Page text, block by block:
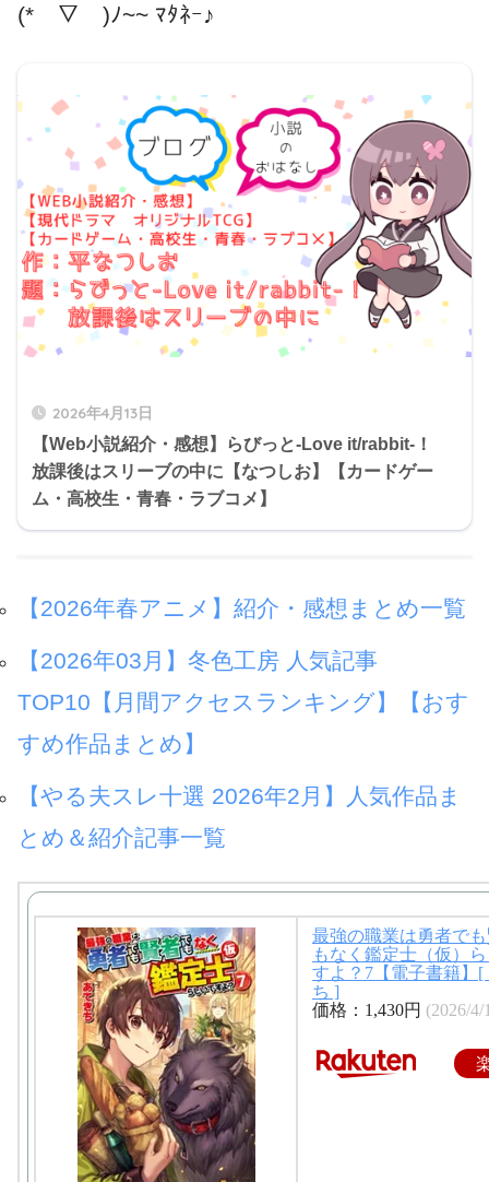
(*￣▽￣)ﾉ~~ ﾏﾀﾈｰ♪
2026年4月13日
【Web小説紹介・感想】らびっと-Love it/rabbit-！
放課後はスリーブの中に【なつしお】【カードゲー
ム・高校生・青春・ラブコメ】
【2026年春アニメ】紹介・感想まとめ一覧
【2026年03月】冬色工房 人気記事
TOP10【月間アクセスランキング】【おす
すめ作品まとめ】
【やる夫スレ十選 2026年2月】人気作品ま
とめ＆紹介記事一覧
最強の職業は勇者で
もなく鑑定士（仮）
すよ？7【電子書籍】[
ち ]
価格：1,430円 (2026/